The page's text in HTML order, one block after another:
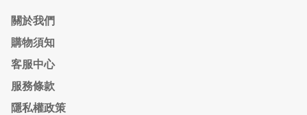
關於我們
購物須知
客服中心
服務條款
隱私權政策